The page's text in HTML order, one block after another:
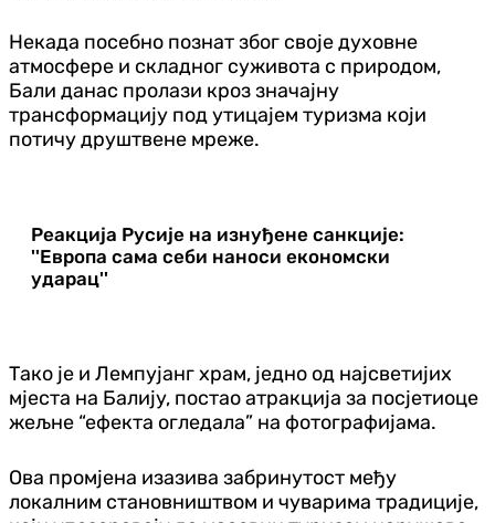
Некада посебно познат због своје духовне
атмосфере и складног суживота с природом,
Бали данас пролази кроз значајну
трансформацију под утицајем туризма који
потичу друштвене мреже.
Реакција Русије на изнуђене санкције:
''Европа сама себи наноси економски
ударац''
Тако је и Лемпујанг храм, једно од најсветијих
мјеста на Балију, постао атракција за посјетиоце
жељне “ефекта огледала” на фотографијама.
Ова промјена изазива забринутост међу
локалним становништвом и чуварима традиције,